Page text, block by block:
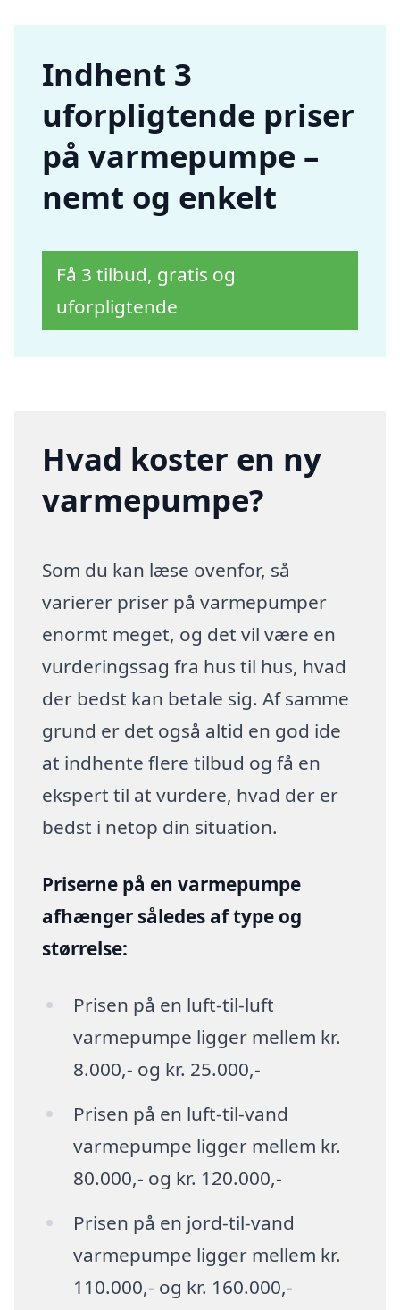
Indhent 3
uforpligtende priser
på varmepumpe –
nemt og enkelt
Få 3 tilbud, gratis og
uforpligtende
Hvad koster en ny
varmepumpe?
Som du kan læse ovenfor, så
varierer priser på varmepumper
enormt meget, og det vil være en
vurderingssag fra hus til hus, hvad
der bedst kan betale sig. Af samme
grund er det også altid en god ide
at indhente flere tilbud og få en
ekspert til at vurdere, hvad der er
bedst i netop din situation.
Priserne på en varmepumpe
afhænger således af type og
størrelse:
Prisen på en luft-til-luft
varmepumpe ligger mellem kr.
8.000,- og kr. 25.000,-
Prisen på en luft-til-vand
varmepumpe ligger mellem kr.
80.000,- og kr. 120.000,-
Prisen på en jord-til-vand
varmepumpe ligger mellem kr.
110.000,- og kr. 160.000,-